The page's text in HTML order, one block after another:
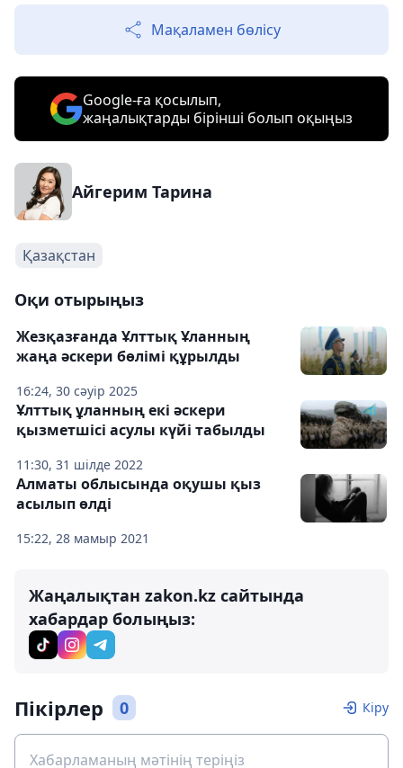
Мақаламен бөлісу
Google-ға қосылып,
жаңалықтарды бірінші болып оқыңыз
Айгерим Тарина
Қазақстан
Оқи отырыңыз
16:24, 30 сәуір 2025
Жезқазғанда Ұлттық Ұланның
жаңа әскери бөлімі құрылды
11:30, 31 шілде 2022
Ұлттық ұланның екі әскери
қызметшісі асулы күйі табылды
15:22, 28 мамыр 2021
Алматы облысында оқушы қыз
асылып өлді
Жаңалықтан zakon.kz сайтында
хабардар болыңыз:
Пікірлер 0 Кіру